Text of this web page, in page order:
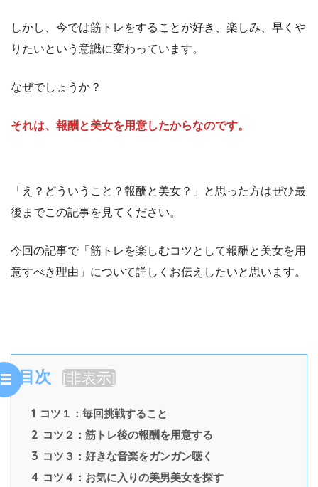
しかし、今では筋トレをすることが好き、楽しみ、早くや
りたいという意識に変わっています。
なぜでしょうか？
それは、報酬と美女を用意したからなのです。
「え？どういうこと？報酬と美女？」と思った方はぜひ最
後までこの記事を見てください。
今回の記事で「筋トレを楽しむコツとして報酬と美女を用
意すべき理由」について詳しくお伝えしたいと思います。
目次 [非表示]
1 コツ１：毎回挑戦すること
2 コツ２：筋トレ後の報酬を用意する
3 コツ３：好きな音楽をガンガン聴く
4 コツ４：お気に入りの美男美女を探す